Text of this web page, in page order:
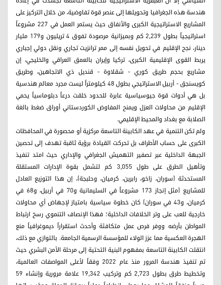
هندسة هذه الجغرافيا وتحويلها إلى عنصر قوة تفاوضية، من خلال التركيز على
المشاريع الاستراتيجية الكبرى والأنفاق حيث يستمر العمل في 227 مشروعاً
استراتيجياً بطول 2,239 كم وبميزانية مرصودة تفوق 4 تريليون و179 مليار
دينار، نجح الإقليم في تحويل نفسه إلى ممر ترانزيت تجاري ونقل دولي إجباري
يربط القوى الإقليمية الكبرى، تركيا وإيران بالعمق العراقي والخليجي، إن
مشاريع بحجم طريق كوري - شقلاوة - قنديل ذي الاتجاهين، وطريق
كويسنجق - أربيل الاستراتيجي بطول 48 كيلومتراً ليست مجرد معالم هندسية
بل هي أدوات قوة جيوسياسية عابرة للحدود خلقت درعاً دبلوماسياً يحمي
الإقليم من محاولات العزل ويمنح المفاوض الكوردستاني أوراق ضغط بالغة
الصلابة مع بغداد والمحيط الإقليمي.
ولم تكن التنمية في عهد الكابينة التاسعة مركزية أو محصورة في المحافظات
الكبرى على حساب الأطراف بل تحركت القيادة برؤية ثاقبة تهدف إلى تحصين
الجبهة الداخلية عبر تصفير التهميش الجغرافي والإداري حيث امتد تنفيذ
وتأهيل الطرق على طول 3,055 كم لتشمل بقوة الإدارات المستقلة
المستحدثة (سوران، زاخو، رابرين، كرميان، وحلبجة)، إن هذا التوزيع العادل
للمشاريع (مثل إنجاز 173 مشروعاً في السليمانية و70 في أربيل، و68 في
كرميان، و43 في سوران) كان خطوة سياسية بامتياز لإجهاض أي محاولات
خارجية للعب على وتر الخلافات الداخلية؛ فهذا الإنصاف التنموي رسخ ارتباط
المواطن بأرضه ووفر فرص عمل متكافئة وأحدث استقراراً ديموغرافياً منع
الهجرة العكسية مما عزز الولاء للمؤسسة الرسمية الجامعة. بالتوازي مع ذلك،
انتقلت الكابينة التاسعة بمفهوم البنية التحتية إلى مرحلة الأمن البشري حيث
تم تنفيذ هندسة المرور منذ عام 2022 وفقاً لأعلى المواصفات العالمية،
وتخطيط طرق بطول 2,723 كم وتركيب 19,342 علامة مرورية وإنشاء 59